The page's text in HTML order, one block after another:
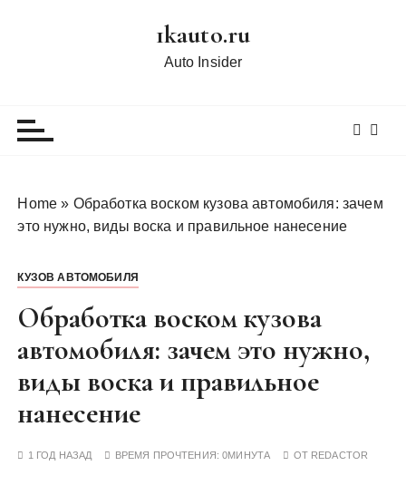
1kauto.ru
Auto Insider
Home » Обработка воском кузова автомобиля: зачем
это нужно, виды воска и правильное нанесение
КУЗОВ АВТОМОБИЛЯ
Обработка воском кузова
автомобиля: зачем это нужно,
виды воска и правильное
нанесение
1 ГОД НАЗАД ВРЕМЯ ПРОЧТЕНИЯ:0МИНУТА ОТ REDACTOR